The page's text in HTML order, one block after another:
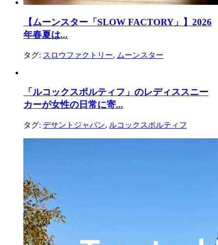
【ムーンスター「SLOW FACTORY」】2026
年春夏は...
タグ: スロウファクトリー, ムーンスター
「ルコックスポルティフ」のレディススニー
カーが女性の日常に寄...
タグ: デサントジャパン, ルコックスポルティフ